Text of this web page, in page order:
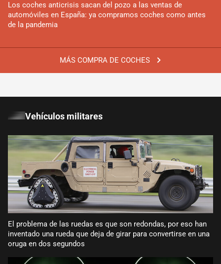
MÁS COMPRA DE COCHES
Los coches anticrisis sacan del pozo a las ventas de
automóviles en España: ya compramos coches como antes
de la pandemia
Vehículos militares
El problema de las ruedas es que son redondas, por eso han
inventado una rueda que deja de girar para convertirse en una
oruga en dos segundos